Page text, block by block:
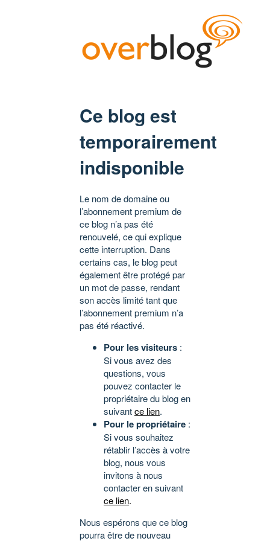
Ce blog est
temporairement
indisponible
Le nom de domaine ou
l’abonnement premium de
ce blog n’a pas été
renouvelé, ce qui explique
cette interruption. Dans
certains cas, le blog peut
également être protégé par
un mot de passe, rendant
son accès limité tant que
l’abonnement premium n’a
pas été réactivé.
Pour les visiteurs :
Si vous avez des
questions, vous
pouvez contacter le
propriétaire du blog en
suivantce lien.
Pour le propriétaire :
Si vous souhaitez
rétablir l’accès à votre
blog, nous vous
invitons à nous
contacter en suivant
ce lien.
Nous espérons que ce blog
pourra être de nouveau